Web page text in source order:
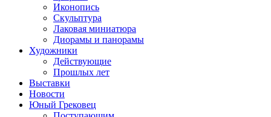
Иконопись
Скульптура
Лаковая миниатюра
Диорамы и панорамы
Художники
Действующие
Прошлых лет
Выставки
Новости
Юный Грековец